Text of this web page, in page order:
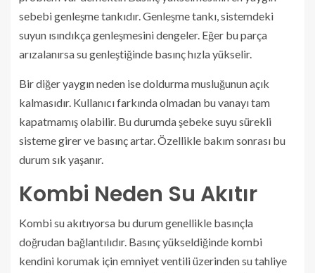
sebebi genleşme tankıdır. Genleşme tankı, sistemdeki
suyun ısındıkça genleşmesini dengeler. Eğer bu parça
arızalanırsa su genleştiğinde basınç hızla yükselir.
Bir diğer yaygın neden ise doldurma musluğunun açık
kalmasıdır. Kullanıcı farkında olmadan bu vanayı tam
kapatmamış olabilir. Bu durumda şebeke suyu sürekli
sisteme girer ve basınç artar. Özellikle bakım sonrası bu
durum sık yaşanır.
Kombi Neden Su Akıtır
Kombi su akıtıyorsa bu durum genellikle basınçla
doğrudan bağlantılıdır. Basınç yükseldiğinde kombi
kendini korumak için emniyet ventili üzerinden su tahliye